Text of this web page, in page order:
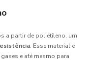
a partir de polietileno, um
. Esse material é
e até mesmo para